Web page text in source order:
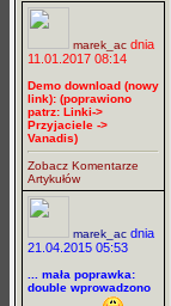
marek_ac dnia
11.01.2017 08:14
Demo download (nowy
link): (poprawiono
patrz: Linki->
Przyjaciele ->
Vanadis)
Zobacz Komentarze
Artykułów
marek_ac dnia
21.04.2015 05:53
... mała poprawka:
double wprowadzono